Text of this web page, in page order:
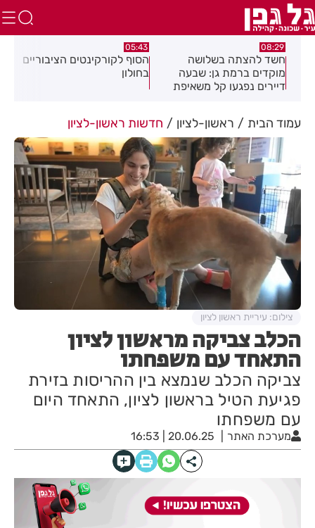
08:29
חשד להצתה בשלושה
מוקדים ברמת גן: שבעה
דיירים נפגעו קל משאיפת
05:43
הסוף לקורקינטים הציבוריים
בחולון
עמוד הבית ראשון-לציון חדשות ראשון-לציון
הכלב צביקה מראשון לציון
התאחד עם משפחתו
צביקה הכלב שנמצא בין ההריסות בזירת
פגיעת הטיל בראשון לציון, התאחד היום
עם משפחתו
מערכת האתר 20.06.25 | 16:53
צילום: עיריית ראשון לציון